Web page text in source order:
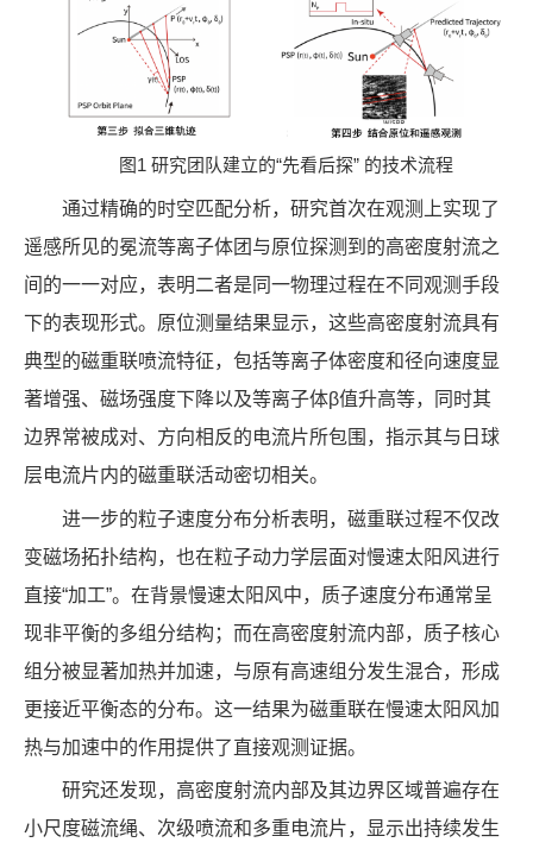
图1 研究团队建立的“先看后探” 的技术流程
通过精确的时空匹配分析，研究首次在观测上实现了
遥感所见的冕流等离子体团与原位探测到的高密度射流之
间的一一对应，表明二者是同一物理过程在不同观测手段
下的表现形式。原位测量结果显示，这些高密度射流具有
典型的磁重联喷流特征，包括等离子体密度和径向速度显
著增强、磁场强度下降以及等离子体β值升高等，同时其
边界常被成对、方向相反的电流片所包围，指示其与日球
层电流片内的磁重联活动密切相关。
进一步的粒子速度分布分析表明，磁重联过程不仅改
变磁场拓扑结构，也在粒子动力学层面对慢速太阳风进行
直接“加工”。在背景慢速太阳风中，质子速度分布通常呈
现非平衡的多组分结构；而在高密度射流内部，质子核心
组分被显著加热并加速，与原有高速组分发生混合，形成
更接近平衡态的分布。这一结果为磁重联在慢速太阳风加
热与加速中的作用提供了直接观测证据。
研究还发现，高密度射流内部及其边界区域普遍存在
小尺度磁流绳、次级喷流和多重电流片，显示出持续发生